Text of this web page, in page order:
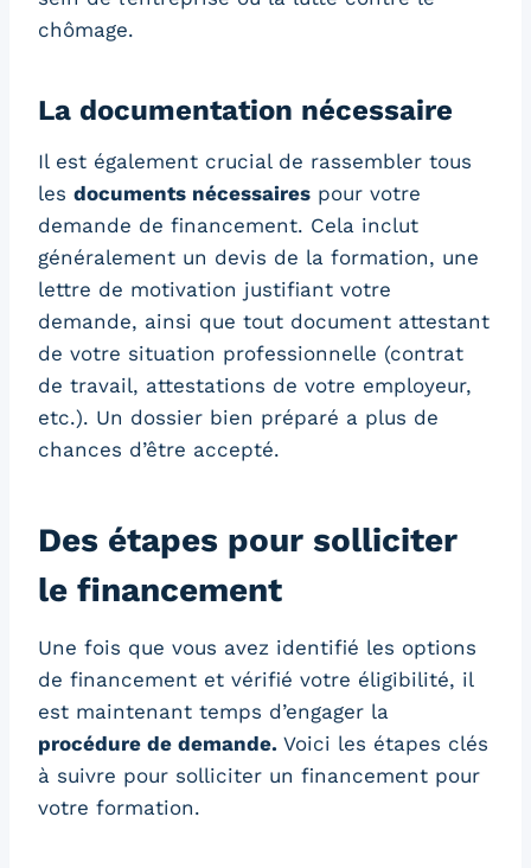
chômage.
La documentation nécessaire
Il est également crucial de rassembler tous
les documents nécessaires pour votre
demande de financement. Cela inclut
généralement un devis de la formation, une
lettre de motivation justifiant votre
demande, ainsi que tout document attestant
de votre situation professionnelle (contrat
de travail, attestations de votre employeur,
etc.). Un dossier bien préparé a plus de
chances d’être accepté.
Des étapes pour solliciter
le financement
Une fois que vous avez identifié les options
de financement et vérifié votre éligibilité, il
est maintenant temps d’engager la
procédure de demande. Voici les étapes clés
à suivre pour solliciter un financement pour
votre formation.